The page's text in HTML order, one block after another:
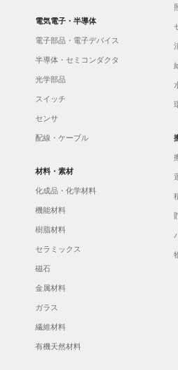
電気電子・半導体
電子部品・電子デバイス
半導体・セミコンダクタ
光学部品
スイッチ
センサ
配線・ケーブル
材料・素材
化成品・化学材料
機能材料
樹脂材料
セラミックス
磁石
金属材料
ガラス
繊維材料
有機天然材料